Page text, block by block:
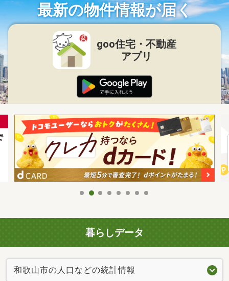
最新の物件情報が届く
goo住宅・不動産
アプリ
暮らしデータ
和歌山市の人口などの統計情報